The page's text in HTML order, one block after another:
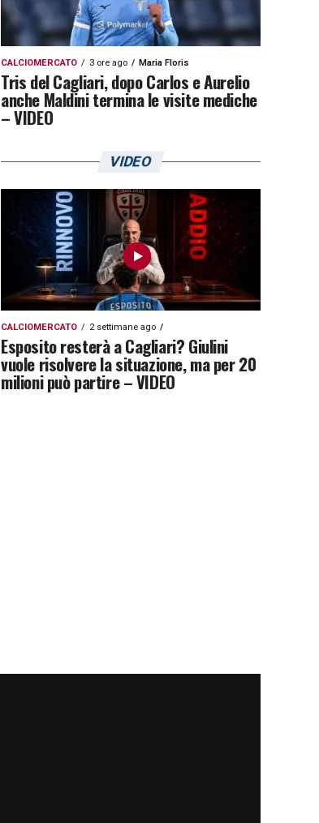
CALCIOMERCATO 3 ore ago Maria Floris
Tris del Cagliari, dopo Carlos e Aurelio
anche Maldini termina le visite mediche
– VIDEO
VIDEO
CALCIOMERCATO 2 settimane ago
Esposito resterà a Cagliari? Giulini
vuole risolvere la situazione, ma per 20
milioni può partire – VIDEO